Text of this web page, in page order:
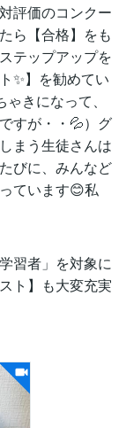
評価のコンクー
ら【合格】をも
テップアップを
✨】を勧めてい
きになって、
すが・・💦）グ
まう生徒さんは
びに、みんなど
ています😊私
習者」を対象に
ト】も大変充実